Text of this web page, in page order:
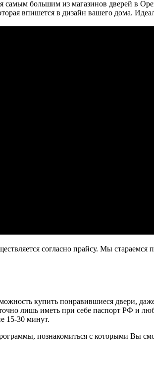
самым большим из магазинов дверей в
впишется в дизайн вашего дома.
согласно прайсу. Мы
купить понравившиеся двери,
лишь иметь при себе паспорт РФ и
15-30 минут.
познакомиться с которыми Вы